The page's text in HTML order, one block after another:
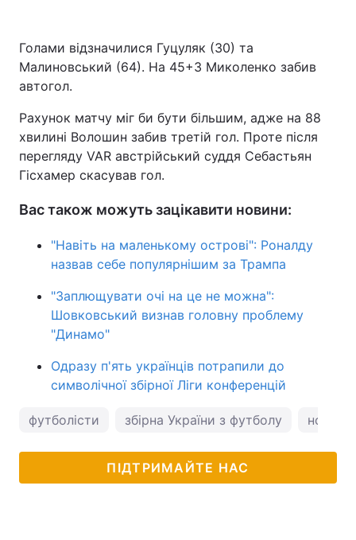
Голами відзначилися Гуцуляк (30) та
Малиновський (64). На 45+3 Миколенко забив
автогол.
Рахунок матчу міг би бути більшим, адже на 88
хвилині Волошин забив третій гол. Проте після
перегляду VAR австрійський суддя Себастьян
Гісхамер скасував гол.
Вас також можуть зацікавити новини:
"Навіть на маленькому острові": Роналду
назвав себе популярнішим за Трампа
"Заплющувати очі на це не можна":
Шовковський визнав головну проблему
"Динамо"
Одразу п'ять українців потрапили до
символічної збірної Ліги конференцій
футболісти збірна України з футболу
ПІДТРИМАЙТЕ НАС